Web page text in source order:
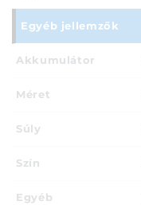
Egyéb jellemzők
Akkumulátor
Méret
Súly
Szín
Egyéb